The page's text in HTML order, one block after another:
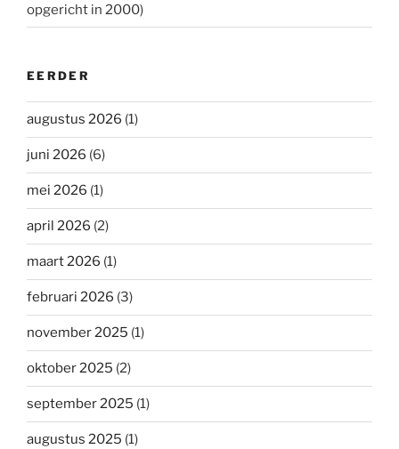
opgericht in 2000)
EERDER
augustus 2026 (1)
juni 2026 (6)
mei 2026 (1)
april 2026 (2)
maart 2026 (1)
februari 2026 (3)
november 2025 (1)
oktober 2025 (2)
september 2025 (1)
augustus 2025 (1)